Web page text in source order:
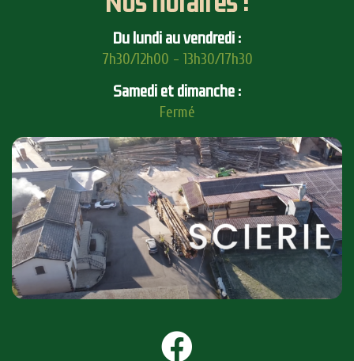
Du lundi au vendredi :
7h30/12h00 - 13h30/17h30
Samedi et dimanche :
Fermé